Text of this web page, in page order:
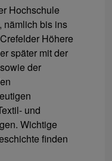
Hochschule
nämlich bis ins
Höhere
später mit der
der
und
Wichtige
finden